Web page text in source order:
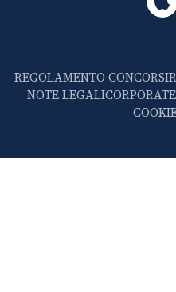
REGOLAMENTO CONCORSI
NOTE LEGALICORPORATE